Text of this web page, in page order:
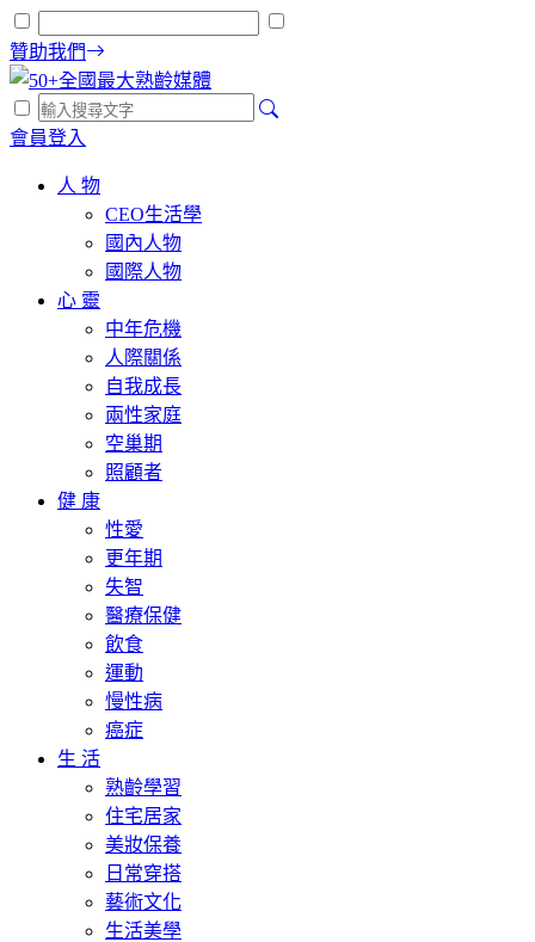
贊助我們
會員登入
人 物
CEO生活學
國內人物
國際人物
心 靈
中年危機
人際關係
自我成長
兩性家庭
空巢期
照顧者
健 康
性愛
更年期
失智
醫療保健
飲食
運動
慢性病
癌症
生 活
熟齡學習
住宅居家
美妝保養
日常穿搭
藝術文化
生活美學